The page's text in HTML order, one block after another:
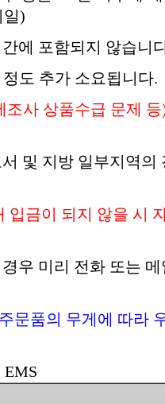
일)
에 포함되지 않습니
도 추가 소요됩니다.
사 상품수급 문제
및 지방 일부지역의
입금이 되지 않을 시
우 미리 전화 또는
문품의 무게에 따라